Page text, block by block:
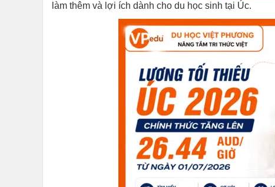
làm thêm và lợi ích dành cho du học sinh tại Úc.